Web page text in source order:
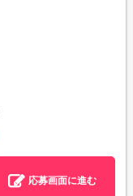
応募画面に進む